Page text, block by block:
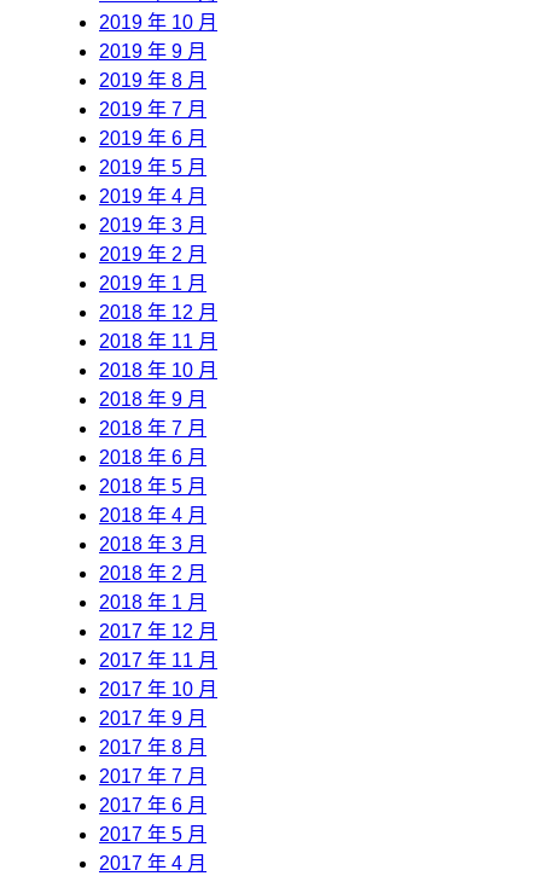
2019 年 10 月
2019 年 9 月
2019 年 8 月
2019 年 7 月
2019 年 6 月
2019 年 5 月
2019 年 4 月
2019 年 3 月
2019 年 2 月
2019 年 1 月
2018 年 12 月
2018 年 11 月
2018 年 10 月
2018 年 9 月
2018 年 7 月
2018 年 6 月
2018 年 5 月
2018 年 4 月
2018 年 3 月
2018 年 2 月
2018 年 1 月
2017 年 12 月
2017 年 11 月
2017 年 10 月
2017 年 9 月
2017 年 8 月
2017 年 7 月
2017 年 6 月
2017 年 5 月
2017 年 4 月